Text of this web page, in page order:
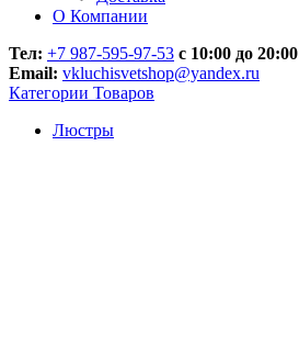
О Компании
Тел: +7 987-595-97-53 с 10:00 до 20:00
Email: vkluchisvetshop@yandex.ru
Категории Товаров
Люстры